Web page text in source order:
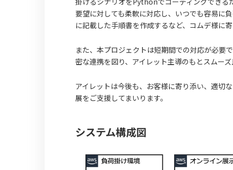
要望に対しても柔軟に対応し、いつでも容易に
に記載した手順書を作成するなど、コムデ様に
また、本プロジェクトは短期間での対応が必要
密な連携を図り、アイレット主導のもとスムー
アイレットは今後も、お客様に寄り添い、適切
展をご支援してまいります。
システム構成図